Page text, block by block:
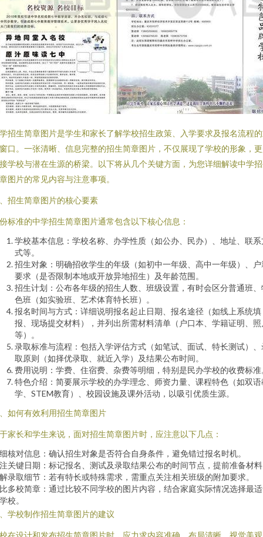
招生简章图片是学生和家长了解学校招生政策、入学要求及报名流程
口。一张清晰、信息完整的招生简章图片，不仅展现了学校的形象，
学校与潜在生源的桥梁。以下将从几个关键方面，为您详细解读中学
图片的常见内容与注意事项。
招生简章图片的核心要素
标准的中学招生简章图片通常包含以下核心信息：
学校基本信息：学校名称、办学性质（如公办、民办）、地址、联系
式等。
招生对象：明确招收学生的年级（如初中一年级、高中一年级）、户
要求（是否限制本地或开放异地招生）及年龄范围。
招生计划：公布各年级的招生人数、班级设置，有时会区分普通班、
色班（如实验班、艺术体育特长班）。
报名时间与方式：详细说明报名起止日期、报名途径（如线上系统填
报、现场提交材料），并列出所需材料清单（户口本、学籍证明、照
等）。
录取标准与流程：包括入学评估方式（如笔试、面试、特长测试）、
取原则（如择优录取、就近入学）及结果公布时间。
费用说明：学费、住宿费、杂费等明细，特别是民办学校的收费标准
特色介绍：简要展示学校的办学理念、师资力量、课程特色（如双语
学、STEM教育）、校园设施及课外活动，以吸引优质生源。
如何有效利用招生简章图片
家长和学生来说，面对招生简章图片时，应注意以下几点：
核对信息：确认招生对象是否符合自身条件，避免错过报名时机。
关键日期：标记报名、测试及录取结果公布的时间节点，提前准备材
录取细节：若有特长或特殊需求，需重点关注相关班级的附加要求。
多校简章：通过比较不同学校的图片内容，结合家庭实际情况选择最
校。
学校制作招生简章图片的建议
在设计和发布招生简章图片时，应力求内容准确、布局清晰、视觉美